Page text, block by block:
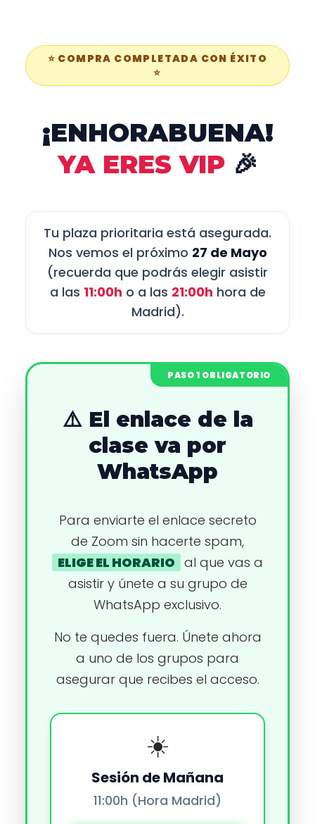
⭐ COMPRA COMPLETADA CON ÉXITO
⭐
¡ENHORABUENA!
YA ERES VIP🎉
Tu plaza prioritaria está asegurada.
Nos vemos el próximo 27 de Mayo
(recuerda que podrás elegir asistir
a las 11:00h o a las 21:00h hora de
Madrid).
PASO 1 OBLIGATORIO
⚠️ El enlace de la
clase va por
WhatsApp
Para enviarte el enlace secreto
de Zoom sin hacerte spam,
ELIGE EL HORARIO al que vas a
asistir y únete a su grupo de
WhatsApp exclusivo.
No te quedes fuera. Únete ahora
a uno de los grupos para
asegurar que recibes el acceso.
☀️
Sesión de Mañana
11:00h (Hora Madrid)